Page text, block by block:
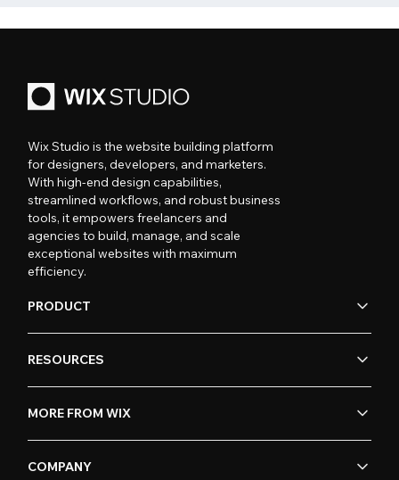
Wix Studio is the website building platform
for designers, developers, and marketers.
With high-end design capabilities,
streamlined workflows, and robust business
tools, it empowers freelancers and
agencies to build, manage, and scale
exceptional websites with maximum
efficiency.
PRODUCT
RESOURCES
MORE FROM WIX
COMPANY